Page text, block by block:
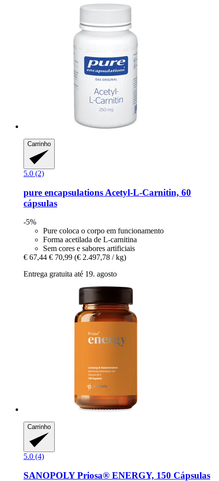
Carrinho
5.0 (2)
pure encapsulations Acetyl-​L-​Carnitin, 60
cápsulas
-5%
Pure coloca o corpo em funcionamento
Forma acetilada de L-carnitina
Sem cores e sabores artificiais
€ 67,44 € 70,99 (€ 2.497,78 / kg)
Entrega gratuita até 19. agosto
Carrinho
5.0 (4)
SANOPOLYPriosa® ENERGY, 150 Cápsulas